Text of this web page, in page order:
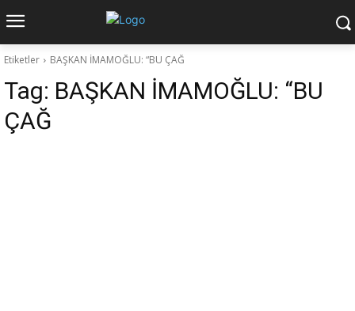
Etiketler BAŞKAN İMAMOĞLU: “BU ÇAĞ
Tag: BAŞKAN İMAMOĞLU: “BU
ÇAĞ